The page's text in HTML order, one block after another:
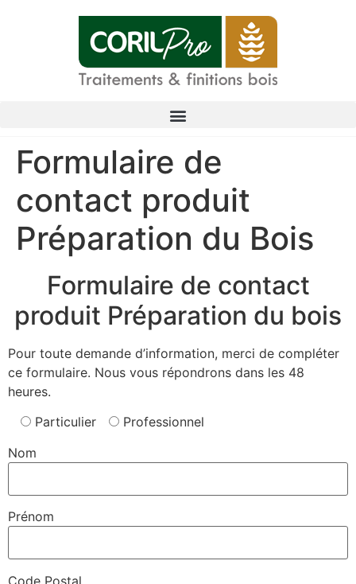
Formulaire de
contact produit
Préparation du Bois
Formulaire de contact
produit Préparation du bois
Pour toute demande d’information, merci de compléter
ce formulaire. Nous vous répondrons dans les 48
heures.
Particulier
Professionnel
Nom
Prénom
Code Postal